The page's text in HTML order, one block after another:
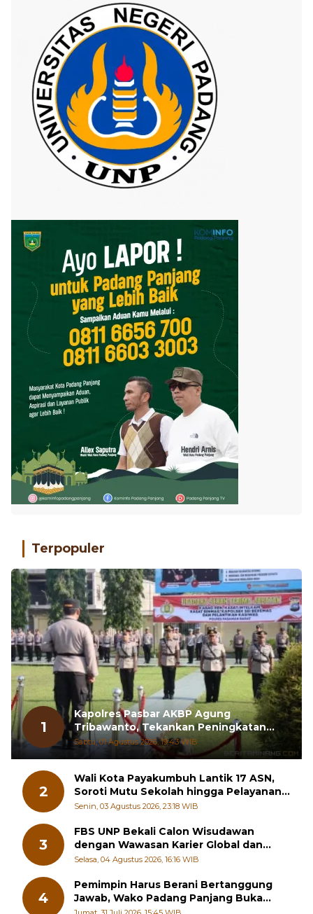
Terpopuler
1
Kapolres Pasbar AKBP Agung
Tribawanto, Tekankan Peningkatan
Pelayanan dan Sinergi dengan
Masyarakat
Sabtu, 01 Agustus 2026, 19:43 WIB
2
Wali Kota Payakumbuh Lantik 17 ASN,
Soroti Mutu Sekolah hingga Pelayanan
RSUD
Senin, 03 Agustus 2026, 23:18 WIB
3
FBS UNP Bekali Calon Wisudawan
dengan Wawasan Karier Global dan
Kewirausahaan Kreatif
Selasa, 04 Agustus 2026, 16:16 WIB
4
Pemimpin Harus Berani Bertanggung
Jawab, Wako Padang Panjang Buka
Pelatihan Kepemimpinan Pelajar